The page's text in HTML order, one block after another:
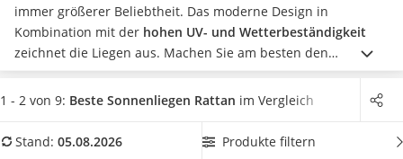
Fliesenschneider
Hochdruckreiniger
Doppelschleifer
Überwachungskamera
Benzinrasenmäher mit Elektrostart
Löschdecke
immer größerer Beliebtheit. Das moderne Design in
Kombination mit der hohen UV- und Wetterbeständigkeit
zeichnet die Liegen aus. Machen Sie am besten den
heimischen Praxis-Test undwählen Sie jetzt eine Rattan-
Sonnenliege mit großer Liegefläche, wenn Sie sich gern
Sie sich am besten für eine klappbare Liege. Überzeugt hat
1 - 2 von 9: Beste Sonnenliegen Rattan im Vergleich
Stand: 05.08.2026 Produkte filtern